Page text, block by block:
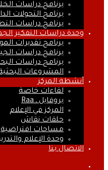
برنامج دراسات
برنامج التحولات
برنامج دراسات
وحدة دراسات التفكير
برنامج تقديرات
برنامج دراسات
برنامج دراسات
المشروعات
أنشطة المركز
لقاءات خاصة
بروفايل ـ Raa
المركز في الإعلام
حلقات نقاش
مساحات افتراضية
وحدة الإعلام
الاتصال بنا